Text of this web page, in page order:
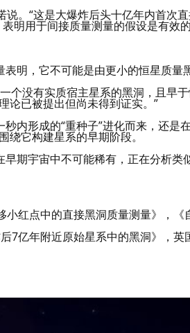
说。“这是大爆炸后头十亿年内首次
明用于间接质量测量的假设是有效
明，它不可能是由更小的恒星质量
个没有实质宿主星系的黑洞，且早
论已被提出但尚未得到证实。”
内形成的“重种子”进化而来，还
它构建星系的早期阶段。
早期宇宙中不可能稀有，正在分析
小红点中的直接黑洞质量测量》，
亿年附近原始星系中的黑洞》，英